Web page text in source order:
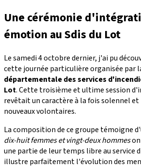
Une cérémonie
émotion au Sdis du Lot
Le samedi 4 octobre dernier, j'ai pu
cette journée particulière organisée par
départementale des services
Lot. Cette troisième et ultime session
revêtait un caractère à la fois solennel
nouveaux volontaires.
La composition de ce groupe témoigne
dix-huit femmes et vingt-deux hommes
une partie de leur temps libre au service
illustre parfaitement l'évolution des